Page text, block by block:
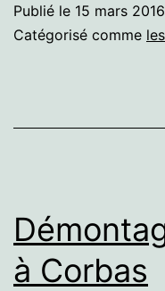
Publié le 15 mars 2016
Catégorisé comme
à Corbas